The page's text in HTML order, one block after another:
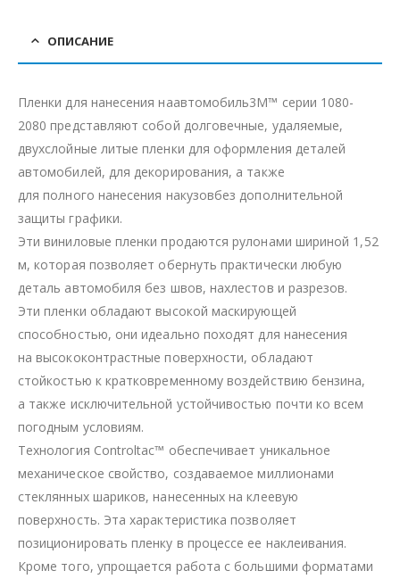
ОПИСАНИЕ
Пленки для нанесения наавтомобиль3M™ серии 1080-
2080 представляют собой долговечные, удаляемые,
двухслойные литые пленки для оформления деталей
автомобилей, для декорирования, а также
для полного нанесения накузовбез дополнительной
защиты графики.
Эти виниловые пленки продаются рулонами шириной 1,52
м, которая позволяет обернуть практически любую
деталь автомобиля без швов, нахлестов и разрезов.
Эти пленки обладают высокой маскирующей
способностью, они идеально походят для нанесения
на высококонтрастные поверхности, обладают
стойкостью к кратковременному воздействию бензина,
а также исключительной устойчивостью почти ко всем
погодным условиям.
Технология Controltac™ обеспечивает уникальное
механическое свойство, создаваемое миллионами
стеклянных шариков, нанесенных на клеевую
поверхность. Эта характеристика позволяет
позиционировать пленку в процессе ее наклеивания.
Кроме того, упрощается работа с большими форматами